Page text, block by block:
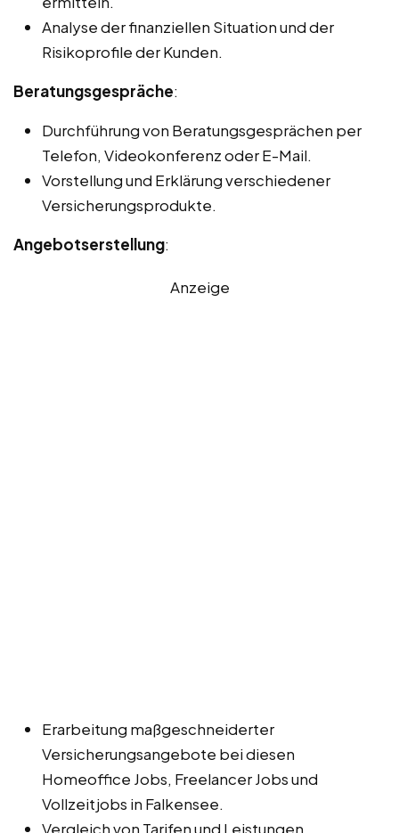
Analyse der finanziellen Situation und der
Risikoprofile der Kunden.
Beratungsgespräche:
Durchführung von Beratungsgesprächen per
Telefon, Videokonferenz oder E-Mail.
Vorstellung und Erklärung verschiedener
Versicherungsprodukte.
Angebotserstellung:
Anzeige
Erarbeitung maßgeschneiderter
Versicherungsangebote bei diesen
Homeoffice Jobs, Freelancer Jobs und
Vollzeitjobs in Falkensee.
Vergleich von Tarifen und Leistungen